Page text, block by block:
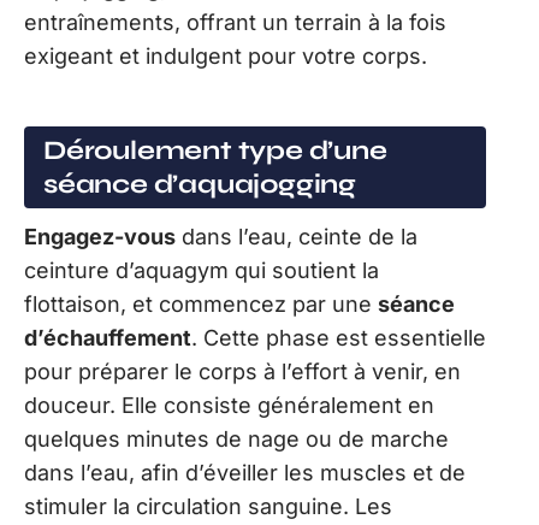
entraînements, offrant un terrain à la fois
exigeant et indulgent pour votre corps.
Déroulement type d’une
séance d’aquajogging
Engagez-vous dans l’eau, ceinte de la
ceinture d’aquagym qui soutient la
flottaison, et commencez par une séance
d’échauffement. Cette phase est essentielle
pour préparer le corps à l’effort à venir, en
douceur. Elle consiste généralement en
quelques minutes de nage ou de marche
dans l’eau, afin d’éveiller les muscles et de
stimuler la circulation sanguine. Les